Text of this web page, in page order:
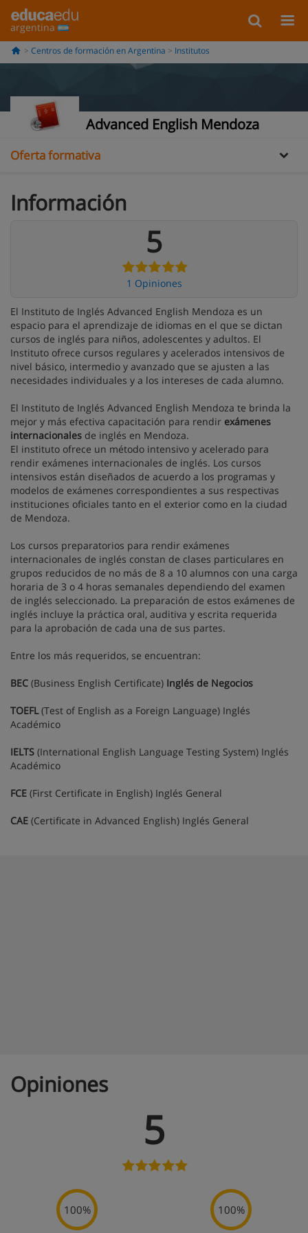
argentina
Centros de formación en Argentina Institutos
Advanced English Mendoza
Opiniones
Oferta formativa
Información
5
1 Opiniones
El Instituto de Inglés Advanced English Mendoza es un
espacio para el aprendizaje de idiomas en el que se dictan
cursos de inglés para niños, adolescentes y adultos. El
Instituto ofrece cursos regulares y acelerados intensivos de
nivel básico, intermedio y avanzado que se ajusten a las
necesidades individuales y a los intereses de cada alumno.
El Instituto de Inglés Advanced English Mendoza te brinda la
mejor y más efectiva capacitación para rendir exámenes
internacionales de inglés en Mendoza.
El instituto ofrece un método intensivo y acelerado para
rendir exámenes internacionales de inglés. Los cursos
intensivos están diseñados de acuerdo a los programas y
modelos de exámenes correspondientes a sus respectivas
instituciones oficiales tanto en el exterior como en la ciudad
de Mendoza.
Los cursos preparatorios para rendir exámenes
internacionales de inglés constan de clases particulares en
grupos reducidos de no más de 8 a 10 alumnos con una carga
horaria de 3 o 4 horas semanales dependiendo del examen
de inglés seleccionado. La preparación de estos exámenes de
inglés incluye la práctica oral, auditiva y escrita requerida
para la aprobación de cada una de sus partes.
Entre los más requeridos, se encuentran:
BEC (Business English Certificate) Inglés de Negocios
TOEFL(Test of English as a Foreign Language) Inglés
Académico
IELTS (International English Language Testing System) Inglés
Académico
FCE (First Certificate in English) Inglés General
CAE (Certificate in Advanced English) Inglés General
Opiniones
5
100% 100%